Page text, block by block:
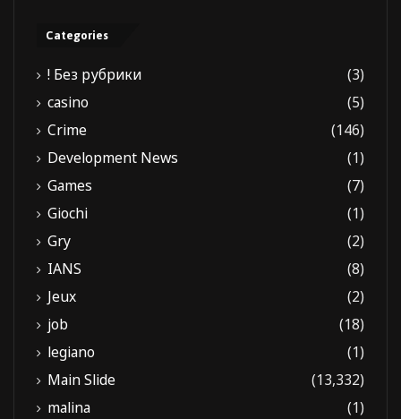
Categories
! Без рубрики
(3)
casino
(5)
Crime
(146)
Development News
(1)
Games
(7)
Giochi
(1)
Gry
(2)
IANS
(8)
Jeux
(2)
job
(18)
legiano
(1)
Main Slide
(13,332)
malina
(1)